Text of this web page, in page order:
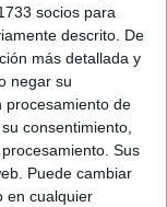
socios para
descrito. De
más detallada y
negar su
procesamiento de
consentimiento,
Sus
Puede cambiar
en cualquier
Oficial de
está
informativa que
y ciudades
de la